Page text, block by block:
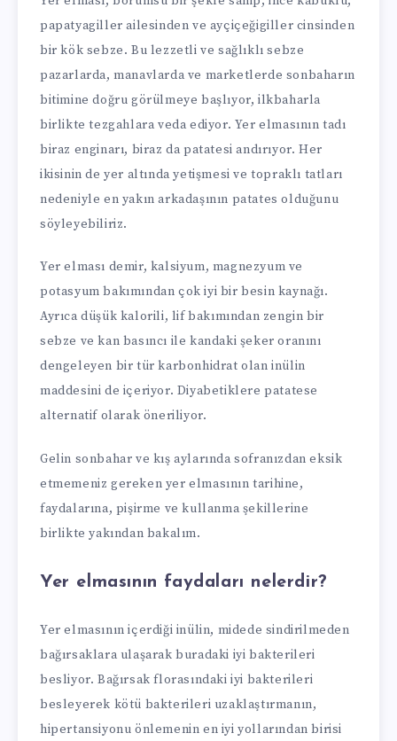
papatyagiller ailesinden ve ayçiçeğigiller cinsinden
bir kök sebze. Bu lezzetli ve sağlıklı sebze
pazarlarda, manavlarda ve marketlerde sonbaharın
bitimine doğru görülmeye başlıyor, ilkbaharla
birlikte tezgahlara veda ediyor. Yer elmasının tadı
biraz enginarı, biraz da patatesi andırıyor. Her
ikisinin de yer altında yetişmesi ve topraklı tatları
nedeniyle en yakın arkadaşının patates olduğunu
söyleyebiliriz.
Yer elması demir, kalsiyum, magnezyum ve
potasyum bakımından çok iyi bir besin kaynağı.
Ayrıca düşük kalorili, lif bakımından zengin bir
sebze ve kan basıncı ile kandaki şeker oranını
dengeleyen bir tür karbonhidrat olan inülin
maddesini de içeriyor. Diyabetiklere patatese
alternatif olarak öneriliyor.
Gelin sonbahar ve kış aylarında sofranızdan eksik
etmemeniz gereken yer elmasının tarihine,
faydalarına, pişirme ve kullanma şekillerine
birlikte yakından bakalım.
Yer elmasının faydaları nelerdir?
Yer elmasının içerdiği inülin, midede sindirilmeden
bağırsaklara ulaşarak buradaki iyi bakterileri
besliyor. Bağırsak florasındaki iyi bakterileri
besleyerek kötü bakterileri uzaklaştırmanın,
hipertansiyonu önlemenin en iyi yollarından birisi